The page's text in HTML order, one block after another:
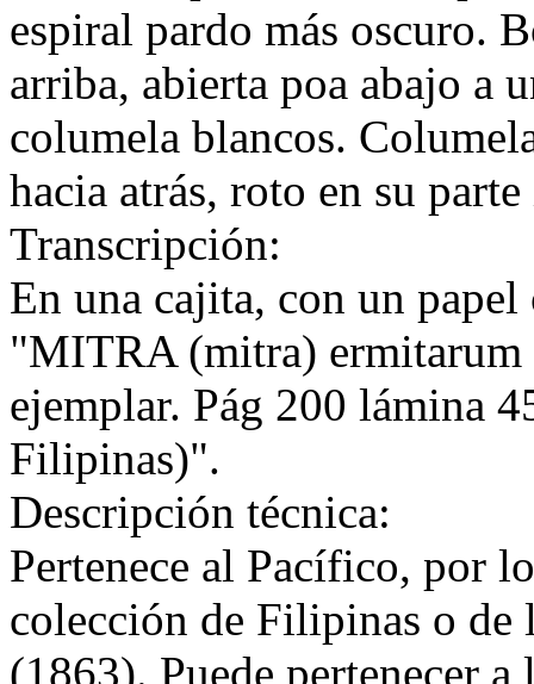
espiral pardo más oscuro.
arriba, abierta poa abajo a
columela blancos.
hacia atrás, roto en su
Transcripción:
En una cajita, con un
"MITRA (mitra)
ejemplar. Pág 200 lámina
Filipinas)".
Descripción técnica:
Pertenece al Pacífico, por
colección de Filipinas o
(1863). Puede pertenecer